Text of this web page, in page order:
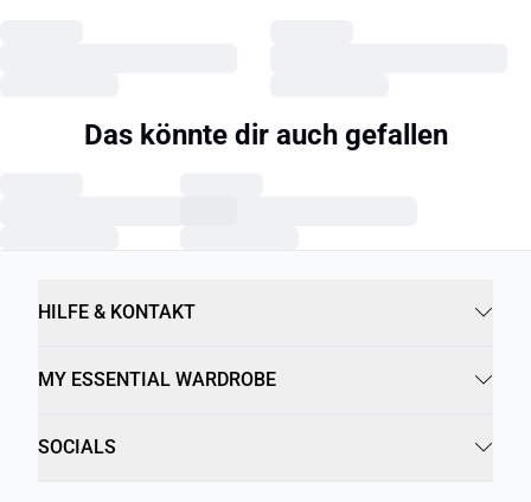
Das könnte dir auch gefallen
HILFE & KONTAKT
MY ESSENTIAL WARDROBE
SOCIALS